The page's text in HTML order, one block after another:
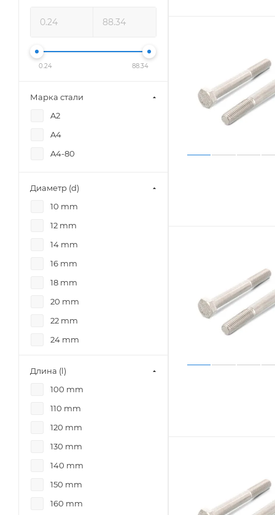
0.24 88.34
Марка стали
A2
A4
A4-80
Диаметр (d)
10 mm
12 mm
14 mm
16 mm
18 mm
20 mm
22 mm
24 mm
6 mm
Длина (l)
100 mm
110 mm
120 mm
130 mm
140 mm
150 mm
160 mm